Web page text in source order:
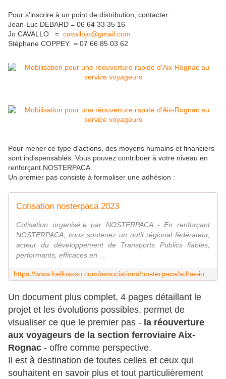
Pour s'inscrire à un point de distribution, contacter :
Jean-Luc DEBARD = 06 64 33 35 16
Jo CAVALLO = cavallojo@gmail.com
Stéphane COPPEY = 07 66 85 03 62
Pour mener ce type d'actions, des moyens humains et financiers
sont indispensables. Vous pouvez contribuer à votre niveau en
renforçant NOSTERPACA.
Un premier pas consiste à formaliser une adhésion :
Cotisation nosterpaca 2023
Cotisation organisé·e par NOSTERPACA - En renforçant
NOSTERPACA, vous soutenez un outil régional fédérateur,
acteur du développement de Transports Publics fiables,
performants, efficaces en ...
Un document plus complet, 4 pages détaillant le
projet et les évolutions possibles, permet de
visualiser ce que le premier pas - la réouverture
aux voyageurs de la section ferroviaire Aix-
Rognac - offre comme perspective.
Il est à destination de toutes celles et ceux qui
souhaitent en savoir plus et tout particulièrement